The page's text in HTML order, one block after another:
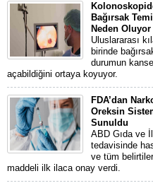
Bağırsak
Neden Oluyor
Uluslararası
birinde
durumun
açabildiğini ortaya koyuyor.
FDA’dan
Oreksin
Sunuldu
ABD Gıda ve
tedavisinde
ve tüm
maddeli ilk ilaca onay verdi.